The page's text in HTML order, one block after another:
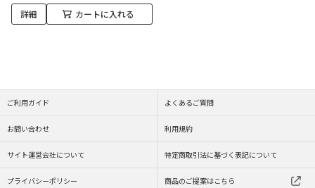
詳細 カートに入れる
ご利用ガイド よくあるご質問
お問い合わせ 利用規約
サイト運営会社について 特定商取引法に基づく表記について
プライバシーポリシー 商品のご提案はこちら